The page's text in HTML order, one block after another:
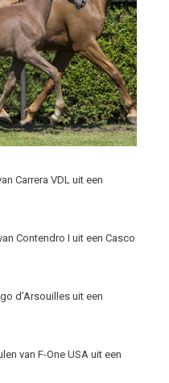
Carrera VDL uit een
Contendro I uit een Casco
d’Arsouilles uit een
van F-One USA uit een